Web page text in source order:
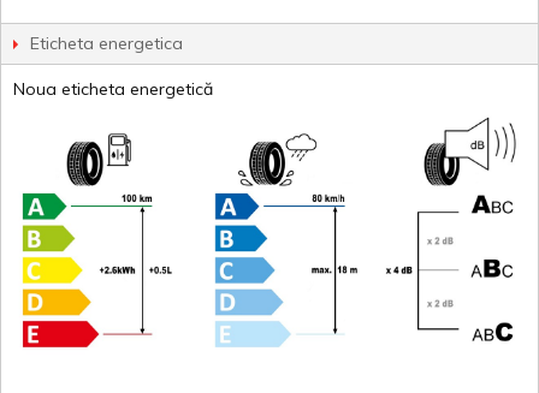
Eticheta energetica
Noua eticheta energetică